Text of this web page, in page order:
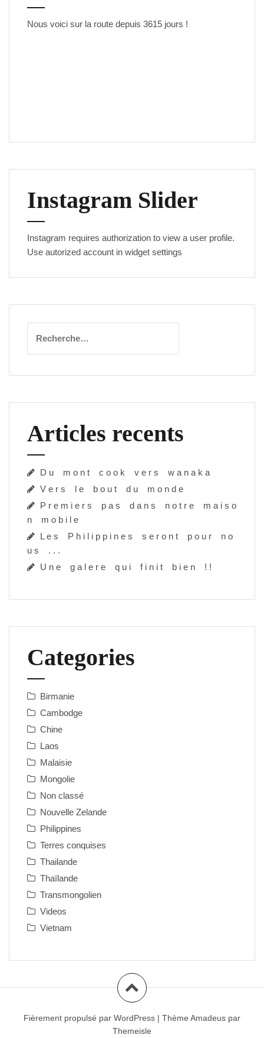
Nous voici sur la route depuis 3615 jours !
Instagram Slider
Instagram requires authorization to view a user profile.
Use autorized account in widget settings
Articles recents
D u m o n t c o o k v e r s w a n a k a
V e r s l e b o u t d u m o n d e
P r e m i e r s p a s d a n s n o t r e m a i s o
n m o b i l e
L e s P h i l i p p i n e s s e r o n t p o u r n o
u s . . .
U n e g a l e r e q u i f i n i t b i e n ! !
Categories
Birmanie
Cambodge
Chine
Laos
Malaisie
Mongolie
Non classé
Nouvelle Zelande
Philippines
Terres conquises
Thailande
Thaïlande
Transmongolien
Videos
Vietnam
Fièrement propulsé par WordPress | Thème Amadeus par
Themeisle